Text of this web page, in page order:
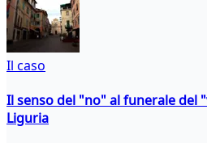
Il caso
Il senso del "no" al funerale del
Liguria